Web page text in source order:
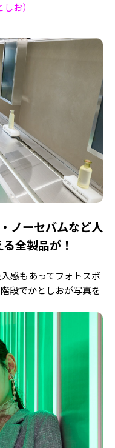
お）
ノーセバムなど人
全製品が！
感もあってフォトスポ
段でかとしおが写真を